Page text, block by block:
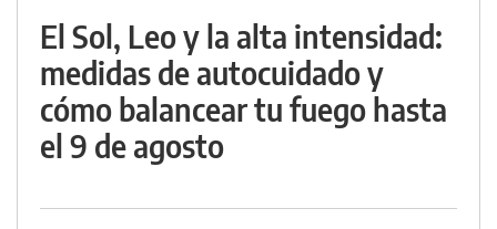
El Sol, Leo y la alta intensidad:
medidas de autocuidado y
cómo balancear tu fuego hasta
el 9 de agosto